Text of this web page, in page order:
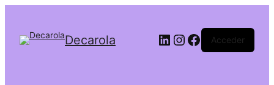
Decarola Acceder